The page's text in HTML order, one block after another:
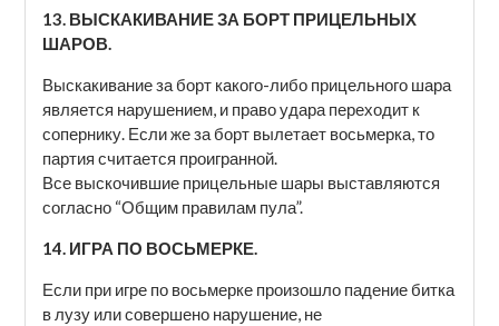
13. ВЫСКАКИВАНИЕ ЗА БОРТ ПРИЦЕЛЬНЫХ
ШАРОВ.
Выскакивание за борт какого-либо прицельного шара
является нарушением, и право удара переходит к
сопернику. Если же за борт вылетает восьмерка, то
партия считается проигранной.
Все выскочившие прицельные шары выставляются
согласно “Общим правилам пула”.
14. ИГРА ПО ВОСЬМЕРКЕ.
Если при игре по восьмерке произошло падение битка
в лузу или совершено нарушение, не